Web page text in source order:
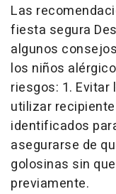
Las
fiesta segura
algunos
los niños
riesgos: 1.
utilizar
identificados
asegurarse de
golosinas sin
previamente.